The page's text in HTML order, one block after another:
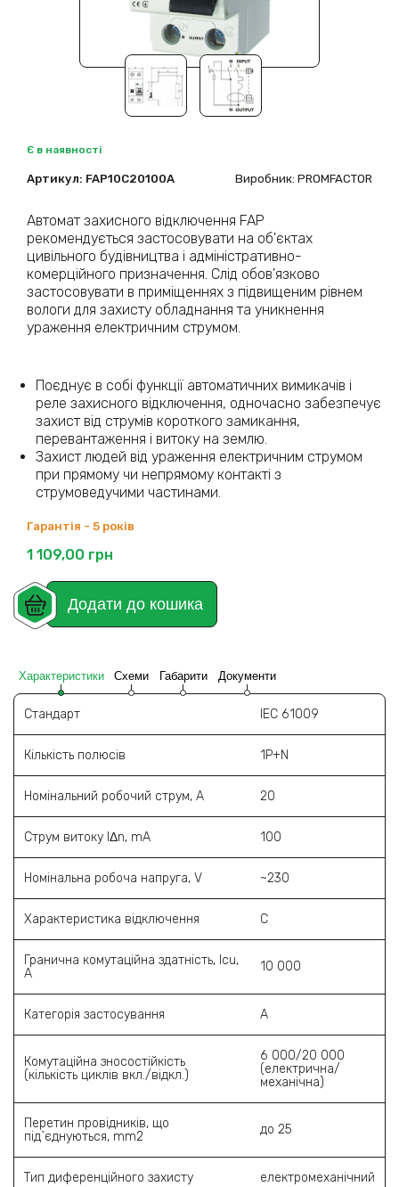
Є в наявності
Артикул: FAP10С20100A Виробник: PROMFACTOR
Автомат захисного відключення FAP
рекомендується застосовувати на об'єктах
цивільного будівництва і адміністративно-
комерційного призначення. Слід обов'язково
застосовувати в приміщеннях з підвищеним рівнем
вологи для захисту обладнання та уникнення
ураження електричним струмом.
Поєднує в собі функції автоматичних вимикачів і
реле захисного відключення, одночасно забезпечує
захист від струмів короткого замикання,
перевантаження і витоку на землю.
Захист людей від ураження електричним струмом
при прямому чи непрямому контакті з
струмоведучими частинами.
Гарантія - 5 років
1 109,00 грн
Додати до кошика
Характеристики Схеми Габарити Документи
Стандарт IEC 61009
Кількість полюсів 1P+N
Номінальний робочий струм, A 20
Струм витоку l‎Δn, mA 100
Номінальна робоча напруга, V ~230
Характеристика відключення С
Гранична комутаційна здатність, Icu,
A
10 000
Категорія застосування A
Комутаційна зносостійкість
(кількість циклів вкл./відкл.)
6 000/20 000
(електрична/
механічна)
Перетин провідників, що
під`єднуються, mm2
до 25
Тип диференційного захисту електромеханічний